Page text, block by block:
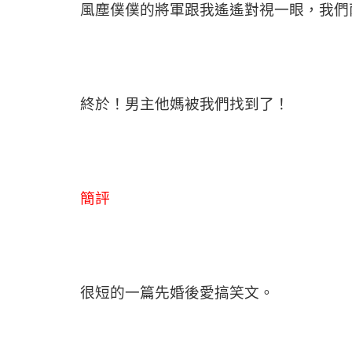
風塵僕僕的將軍跟我遙遙對視一眼，我們
終於！男主他媽被我們找到了！
簡評
很短的一篇先婚後愛搞笑文。